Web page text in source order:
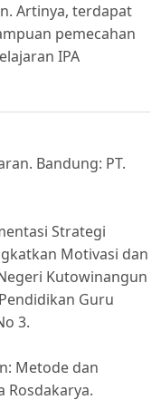
Artinya, terdapat
pemecahan
IPA
Bandung: PT.
Strategi
Motivasi dan
Kutowinangun
Guru
3.
Metode dan
Rosdakarya.